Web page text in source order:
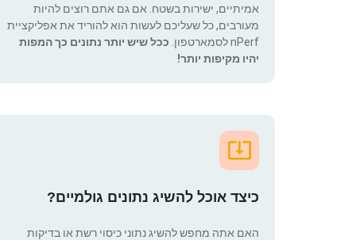
אמיתיים, ישירות בשטח. אם גם אתם רוצים להיות
מעורבים, כל שעליכם לעשות הוא להוריד את אפליקציית
nPerf לסמארטפון.
ככל שיש יותר נתונים כך המפות
יהיו מקיפות יותר!
כיצד אוכל להשיג נתונים גולמיים?
האם אתה מחפש להשיג נתוני כיסוי רשת או בדיקות